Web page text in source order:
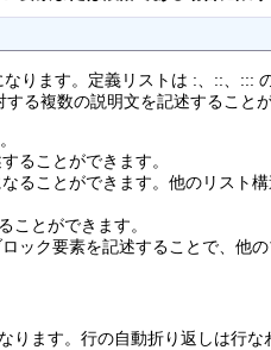
ります。定義リストは :、::、
る複数の説明文を記述することが
ることができます。
ることができます。他のリスト
ことができます。
ック要素を記述することで、他
ます。行の自動折り返しは行な